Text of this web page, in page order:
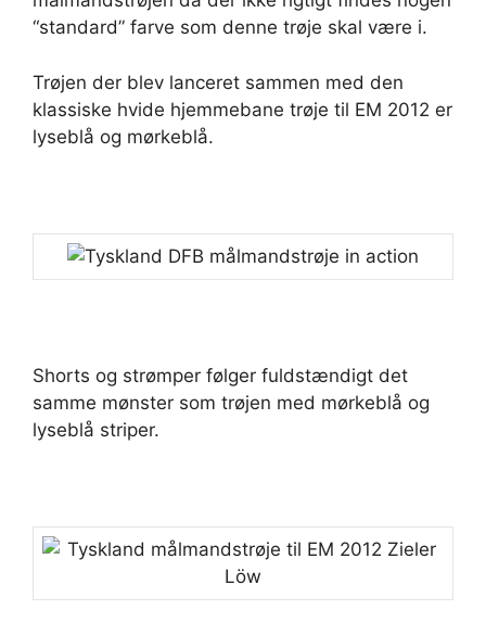
“standard” farve som denne trøje skal være i.
Trøjen der blev lanceret sammen med den
klassiske hvide hjemmebane trøje til EM 2012 er
lyseblå og mørkeblå.
Shorts og strømper følger fuldstændigt det
samme mønster som trøjen med mørkeblå og
lyseblå striper.